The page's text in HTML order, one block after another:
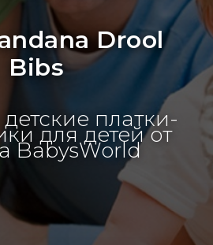
Drool
Bibs
платки-
для детей от
BabysWorld